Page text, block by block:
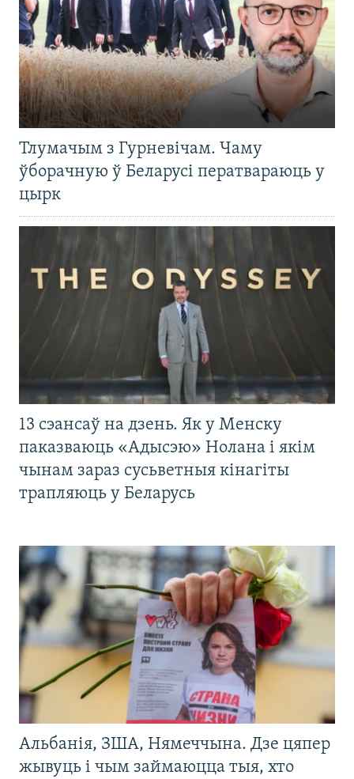
Тлумачым з Гурневічам. Чаму
ўборачную ў Беларусі ператвараюць у
цырк
13 сэансаў на дзень. Як у Менску
паказваюць «Адысэю» Нолана і якім
чынам зараз сусьветныя кінагіты
трапляюць у Беларусь
Альбанія, ЗША, Нямеччына. Дзе цяпер
жывуць і чым займаюцца тыя, хто